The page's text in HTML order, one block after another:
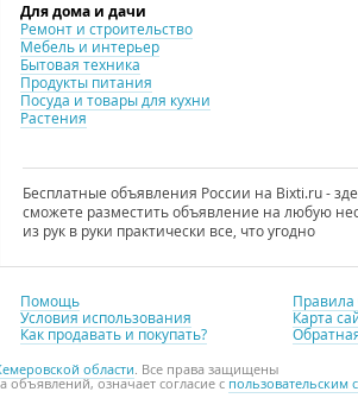
Для дома и дачи
Ремонт и строительство
Мебель и интерьер
Бытовая техника
Продукты питания
Посуда и товары для кухни
Растения
Бесплатные объявления России на Bixti.ru -
сможете разместить объявление на любую
из рук в руки практически все, что угодно
Помощь
Условия использования
Как продавать и покупать?
Правила
Карта
области. Все права защищены
объявлений, означает согласие с пользовательским